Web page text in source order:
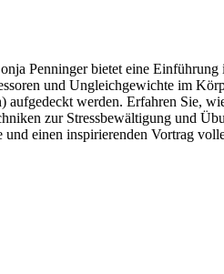
Penninger bietet eine
und Ungleichgewichte im
werden. Erfahren Sie,
zur Stressbewältigung und
einen inspirierenden Vortrag